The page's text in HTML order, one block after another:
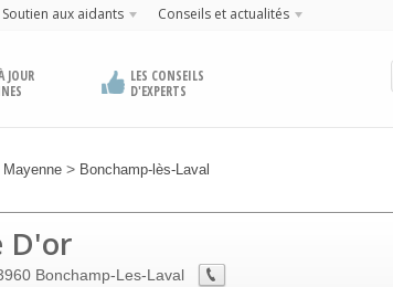
Soutien aux aidants Conseils et actualités
JOUR
LES CONSEILS
D'EXPERTS
Mayenne > Bonchamp-lès-Laval
D'or
Bonchamp-Les-Laval